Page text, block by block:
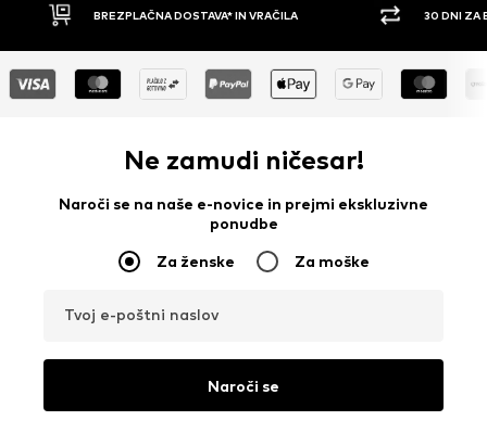
30 DNI ZA BREZPLAČNO VRAČILO PLAČILO Z
Ne zamudi ničesar!
Naroči se na naše e-novice in prejmi ekskluzivne
ponudbe
Za ženske Za moške
Tvoj e-poštni naslov
Naroči se